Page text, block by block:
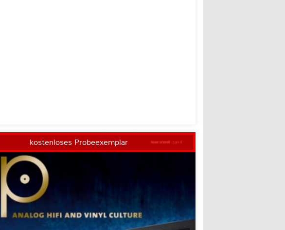
kostenloses Probeexemplar